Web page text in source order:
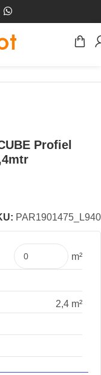
Profiel
PAR1901475_L940
m²
2,4 m²